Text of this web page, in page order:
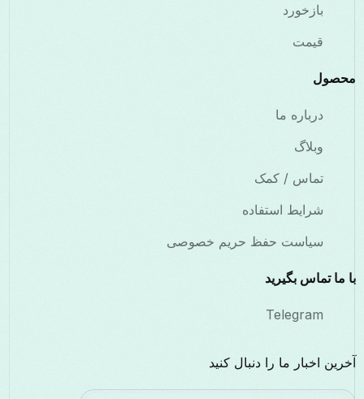
بازخورد
قیمت
محصول
درباره ما
وبلاگ
تماس / کمک
شرایط استفاده
سیاست حفظ حریم خصوصی
با ما تماس بگیرید
Telegram
آخرین اخبار ما را دنبال کنید